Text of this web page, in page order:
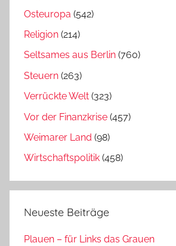
Osteuropa (542)
Religion (214)
Seltsames aus Berlin (760)
Steuern (263)
Verrückte Welt (323)
Vor der Finanzkrise (457)
Weimarer Land (98)
Wirtschaftspolitik (458)
Neueste Beiträge
Plauen – für Links das Grauen